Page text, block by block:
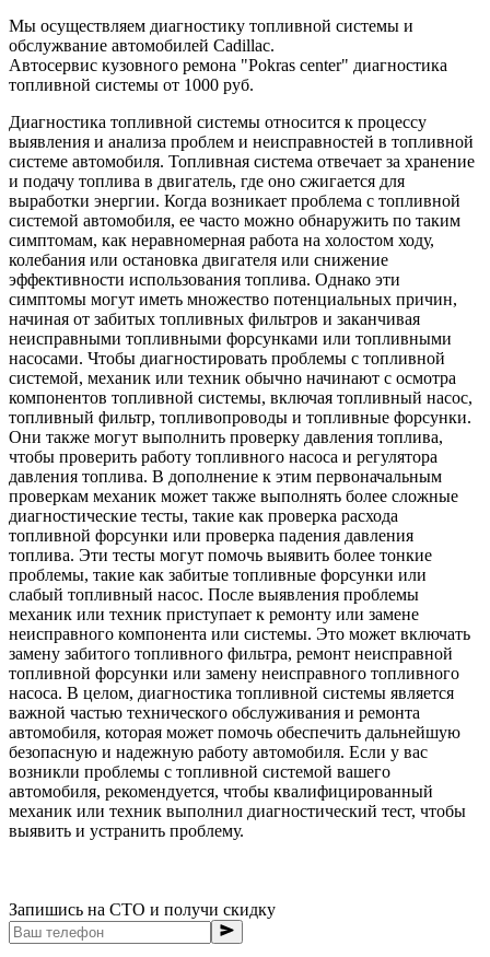
Мы осуществляем диагностику топливной системы и
обслужвание автомобилей Cadillac.
Автосервис кузовного ремона "Pokras center" диагностика
топливной системы от 1000 руб.
Диагностика топливной системы относится к процессу
выявления и анализа проблем и неисправностей в топливной
системе автомобиля. Топливная система отвечает за хранение
и подачу топлива в двигатель, где оно сжигается для
выработки энергии. Когда возникает проблема с топливной
системой автомобиля, ее часто можно обнаружить по таким
симптомам, как неравномерная работа на холостом ходу,
колебания или остановка двигателя или снижение
эффективности использования топлива. Однако эти
симптомы могут иметь множество потенциальных причин,
начиная от забитых топливных фильтров и заканчивая
неисправными топливными форсунками или топливными
насосами. Чтобы диагностировать проблемы с топливной
системой, механик или техник обычно начинают с осмотра
компонентов топливной системы, включая топливный насос,
топливный фильтр, топливопроводы и топливные форсунки.
Они также могут выполнить проверку давления топлива,
чтобы проверить работу топливного насоса и регулятора
давления топлива. В дополнение к этим первоначальным
проверкам механик может также выполнять более сложные
диагностические тесты, такие как проверка расхода
топливной форсунки или проверка падения давления
топлива. Эти тесты могут помочь выявить более тонкие
проблемы, такие как забитые топливные форсунки или
слабый топливный насос. После выявления проблемы
механик или техник приступает к ремонту или замене
неисправного компонента или системы. Это может включать
замену забитого топливного фильтра, ремонт неисправной
топливной форсунки или замену неисправного топливного
насоса. В целом, диагностика топливной системы является
важной частью технического обслуживания и ремонта
автомобиля, которая может помочь обеспечить дальнейшую
безопасную и надежную работу автомобиля. Если у вас
возникли проблемы с топливной системой вашего
автомобиля, рекомендуется, чтобы квалифицированный
механик или техник выполнил диагностический тест, чтобы
выявить и устранить проблему.
Запишись на СТО и получи скидку